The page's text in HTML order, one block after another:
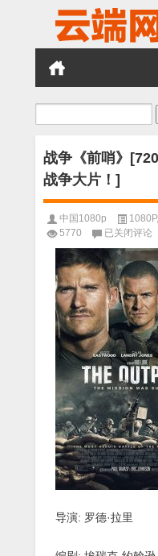
搜
战争《前哨》
战争大片！]
中国1080p 1080P,
5770
战
争
《前
哨》
[720P]
[今
日
上
映
好
莱
坞
超
级
战
争
大
片！]
已关闭评论
导演: 罗德·拉里